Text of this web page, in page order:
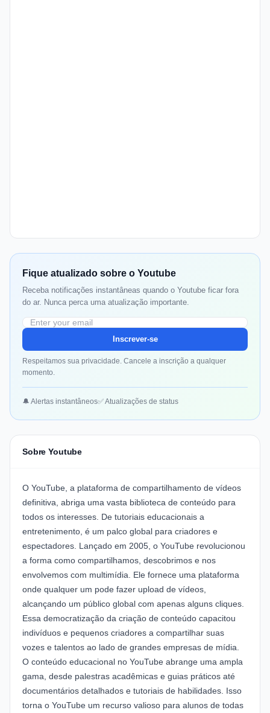
Fique atualizado sobre o Youtube
Receba notificações instantâneas quando o Youtube ficar fora
do ar. Nunca perca uma atualização importante.
Inscrever-se
Respeitamos sua privacidade. Cancele a inscrição a qualquer
momento.
🔔 Alertas instantâneos✅ Atualizações de status
Sobre Youtube
O YouTube, a plataforma de compartilhamento de vídeos
definitiva, abriga uma vasta biblioteca de conteúdo para
todos os interesses. De tutoriais educacionais a
entretenimento, é um palco global para criadores e
espectadores. Lançado em 2005, o YouTube revolucionou
a forma como compartilhamos, descobrimos e nos
envolvemos com multimídia. Ele fornece uma plataforma
onde qualquer um pode fazer upload de vídeos,
alcançando um público global com apenas alguns cliques.
Essa democratização da criação de conteúdo capacitou
indivíduos e pequenos criadores a compartilhar suas
vozes e talentos ao lado de grandes empresas de mídia.
O conteúdo educacional no YouTube abrange uma ampla
gama, desde palestras acadêmicas e guias práticos até
documentários detalhados e tutoriais de habilidades. Isso
torna o YouTube um recurso valioso para alunos de todas